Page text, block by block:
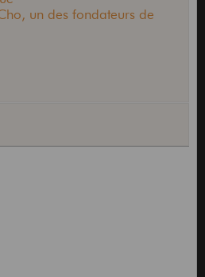
un des fondateurs de